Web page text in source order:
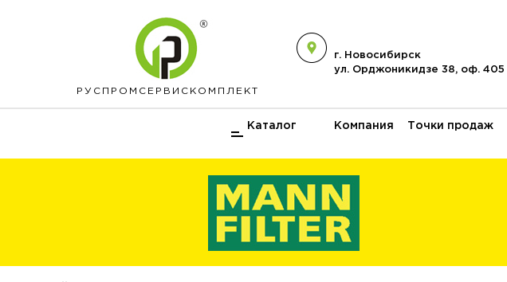
РУСПРОМ СЕРВИСКОМПЛЕКТ
г. Новосибирск
ул. Орджоникидзе 38, оф. 405
Каталог Компания Точки продаж